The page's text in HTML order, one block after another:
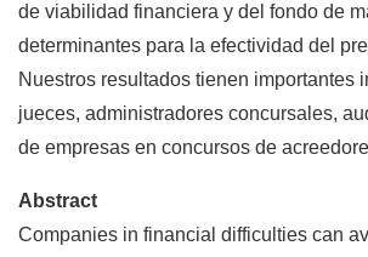
de viabilidad financiera y del fondo de
determinantes para la efectividad del
Nuestros resultados tienen importantes
jueces, administradores concursales,
de empresas en concursos de
Abstract
Companies in financial difficulties can